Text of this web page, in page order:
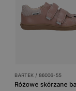
BARTEK / 86006-55